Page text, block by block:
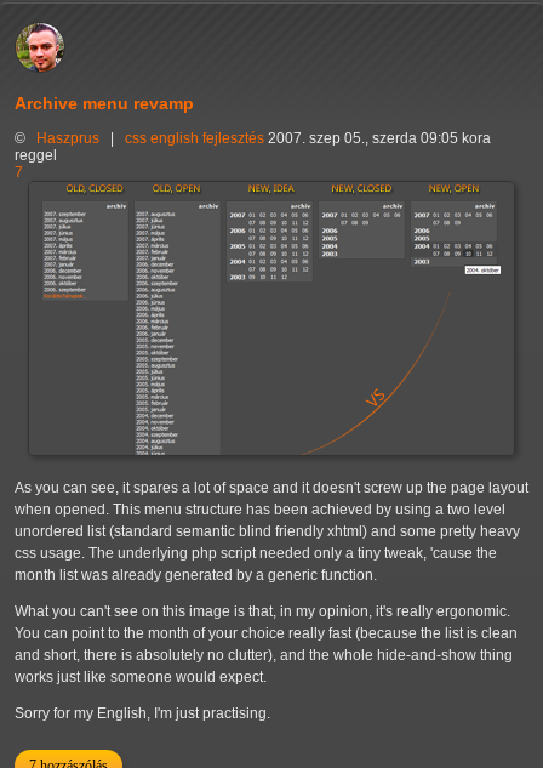
Archive menu revamp
© Haszprus css english fejlesztés 2007. szep 05., szerda 09:05 kora
reggel
7
As you can see, it spares a lot of space and it doesn't screw up the page layout
when opened. This menu structure has been achieved by using a two level
unordered list (standard semantic blind friendly xhtml) and some pretty heavy
css usage. The underlying php script needed only a tiny tweak, 'cause the
month list was already generated by a generic function.
What you can't see on this image is that, in my opinion, it's really ergonomic.
You can point to the month of your choice really fast (because the list is clean
and short, there is absolutely no clutter), and the whole hide-and-show thing
works just like someone would expect.
Sorry for my English, I'm just practising.